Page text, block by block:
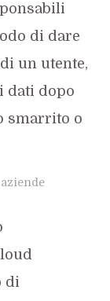
di dare
un utente,
dati dopo
smarrito o
di